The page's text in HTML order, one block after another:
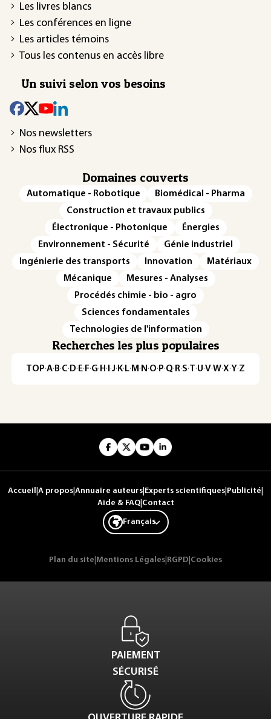
Les livres blancs
Les conférences en ligne
Les articles témoins
Tous les contenus en accès libre
Un suivi selon vos besoins
Nos newsletters
Nos flux RSS
Domaines couverts
Automatique - Robotique
Biomédical - Pharma
Construction et travaux publics
Électronique - Photonique
Énergies
Environnement - Sécurité
Génie industriel
Ingénierie des transports
Innovation
Matériaux
Mécanique
Mesures - Analyses
Procédés chimie - bio - agro
Sciences fondamentales
Technologies de l'information
Recherches les plus populaires
TOP·A·B·C· D· E· F·G· H · ·J· K· L· M · N ·O· P·Q· R·S·T·U·V·W·X·Y·Z
Accueil A propos Annuaire auteurs Experts scientifiques Publicité
Aide & FAQ| Contact
Français
Plan du site Mentions Légales RGPD Cookies
PAIEMENT
SÉCURISÉ